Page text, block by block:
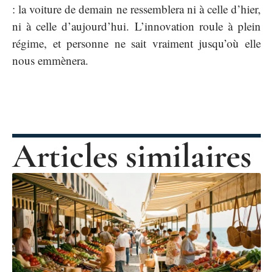
: la voiture de demain ne ressemblera ni à celle d’hier,
ni à celle d’aujourd’hui. L’innovation roule à plein
régime, et personne ne sait vraiment jusqu’où elle
nous emmènera.
Articles similaires